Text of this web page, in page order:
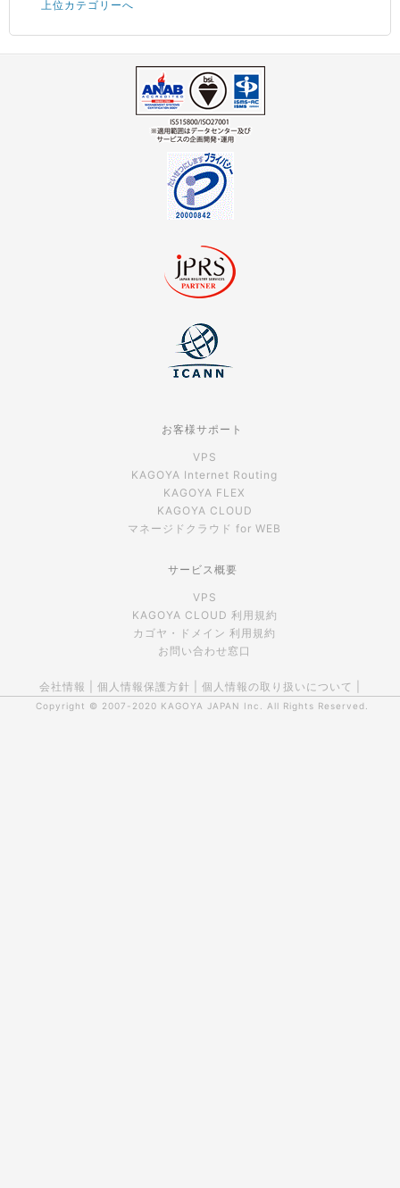
上位カテゴリーへ
お客様サポート
VPS
KAGOYA Internet Routing
KAGOYA FLEX
KAGOYA CLOUD
マネージドクラウド for WEB
サービス概要
VPS
KAGOYA CLOUD 利用規約
カゴヤ・ドメイン 利用規約
お問い合わせ窓口
会社情報 個人情報保護方針 個人情報の取り扱いについて
Copyright © 2007-2020 KAGOYA JAPAN Inc. All Rights Reserved.